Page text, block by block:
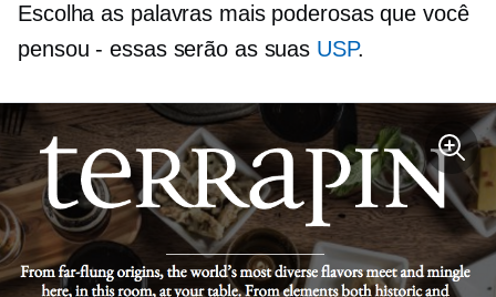
Escolha as palavras mais poderosas que você
pensou - essas serão as suas USP.